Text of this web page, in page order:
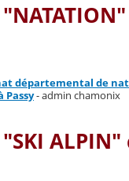
départemental de
Passy- admin chamonix
"SKI